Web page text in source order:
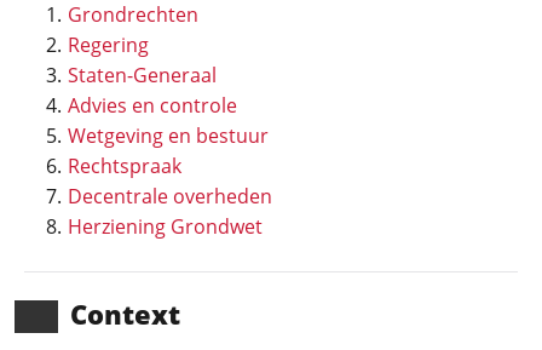
Grondrechten
Regering
Staten-Generaal
Advies en controle
Wetgeving en bestuur
Rechtspraak
Decentrale overheden
Herziening Grondwet
Context